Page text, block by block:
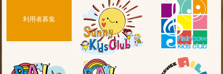
利用者募集